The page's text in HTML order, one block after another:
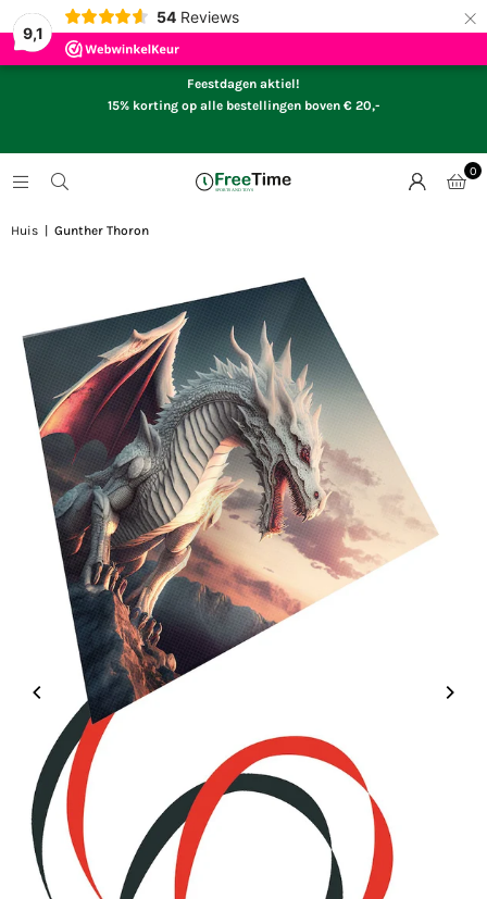
9,1
54 Reviews ×
Feestdagen aktiel!
15% korting op alle bestellingen boven € 20,-
0
Huis Gunther Thoron